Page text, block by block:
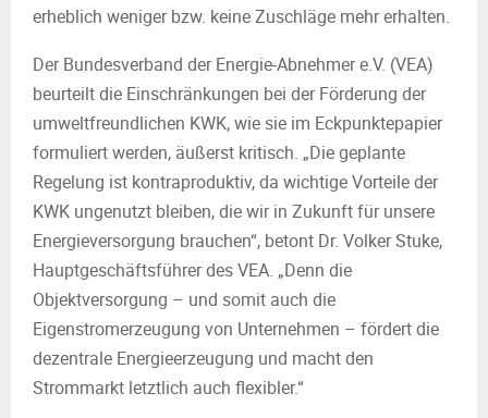
erheblich weniger bzw. keine Zuschläge mehr erhalten.
Der Bundesverband der Energie-Abnehmer e.V. (VEA)
beurteilt die Einschränkungen bei der Förderung der
umweltfreundlichen KWK, wie sie im Eckpunktepapier
formuliert werden, äußerst kritisch. „Die geplante
Regelung ist kontraproduktiv, da wichtige Vorteile der
KWK ungenutzt bleiben, die wir in Zukunft für unsere
Energieversorgung brauchen“, betont Dr. Volker Stuke,
Hauptgeschäftsführer des VEA. „Denn die
Objektversorgung – und somit auch die
Eigenstromerzeugung von Unternehmen – fördert die
dezentrale Energieerzeugung und macht den
Strommarkt letztlich auch flexibler.“